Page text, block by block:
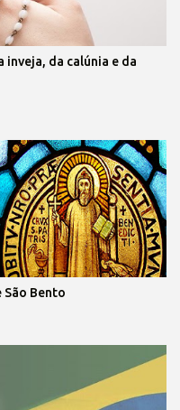
inveja, da calúnia e da
Bento